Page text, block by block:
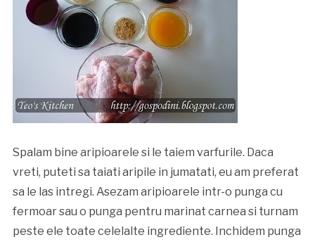
Spalam bine aripioarele si le taiem varfurile. Daca
vreti, puteti sa taiati aripile in jumatati, eu am preferat
sa le las intregi. Asezam aripioarele intr-o punga cu
fermoar sau o punga pentru marinat carnea si turnam
peste ele toate celelalte ingrediente. Inchidem punga